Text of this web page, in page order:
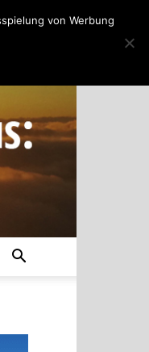
von Werbung